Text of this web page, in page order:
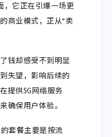
，它正在引爆一场更
商业模式，正从“卖
钱却感受不到明显
失望，影响后续的
提供5G网络服务
确保用户体验。
套餐主要是按流